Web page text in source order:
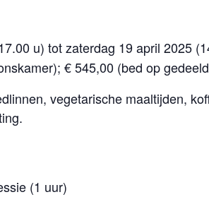
u) tot zaterdag 19 april 2025
€ 545,00 (bed op
vegetarische maaltijden,
(1 uur)